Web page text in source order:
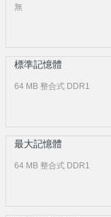
無
標準記憶體
64 MB 整合式 DDR1
最大記憶體
64 MB 整合式 DDR1